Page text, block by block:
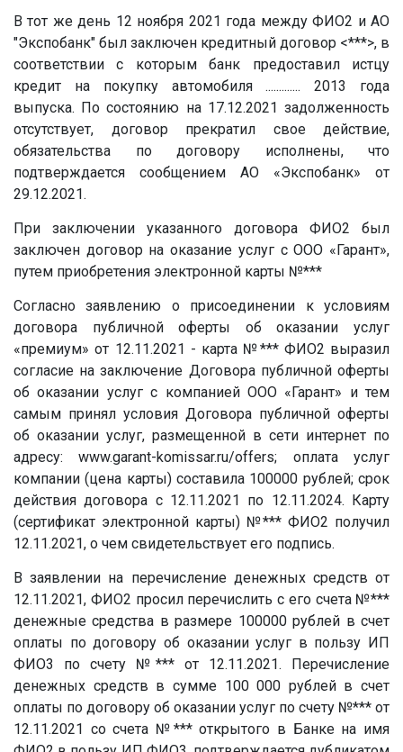
В тот же день 12 ноября 2021 года между ФИО2 и АО
"Экспобанк" был заключен кредитный договор <***>, в
соответствии с которым банк предоставил истцу
кредит на покупку автомобиля ............. 2013 года
выпуска. По состоянию на 17.12.2021 задолженность
отсутствует, договор прекратил свое действие,
обязательства по договору исполнены, что
подтверждается сообщением АО «Экспобанк» от
29.12.2021.
При заключении указанного договора ФИО2 был
заключен договор на оказание услуг с ООО «Гарант»,
путем приобретения электронной карты №***
Согласно заявлению о присоединении к условиям
договора публичной оферты об оказании услуг
«премиум» от 12.11.2021 - карта №***ФИО2 выразил
согласие на заключение Договора публичной оферты
об оказании услуг с компанией ООО «Гарант» и тем
самым принял условия Договора публичной оферты
об оказании услуг, размещенной в сети интернет по
адресу: www.garant-komissar.ru/offers; оплата услуг
компании (цена карты) составила 100000 рублей; срок
действия договора с 12.11.2021 по 12.11.2024. Карту
(сертификат электронной карты) №*** ФИО2 получил
12.11.2021, о чем свидетельствует его подпись.
В заявлении на перечисление денежных средств от
12.11.2021, ФИО2 просил перечислить с его счета №***
денежные средства в размере 100000 рублей в счет
оплаты по договору об оказании услуг в пользу ИП
ФИО3 по счету №*** от 12.11.2021. Перечисление
денежных средств в сумме 100 000 рублей в счет
оплаты по договору об оказании услуг по счету №*** от
12.11.2021 со счета №***открытого в Банке на имя